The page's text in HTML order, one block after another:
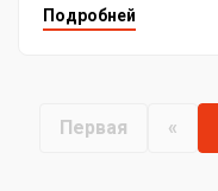
Подробней
Первая «